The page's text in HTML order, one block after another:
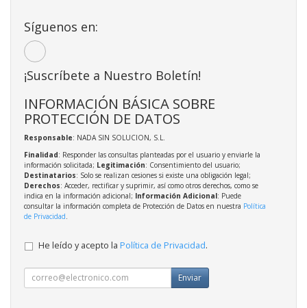
Síguenos en:
¡Suscríbete a Nuestro Boletín!
INFORMACIÓN BÁSICA SOBRE
PROTECCIÓN DE DATOS
Responsable: NADA SIN SOLUCION, S.L.
Finalidad: Responder las consultas planteadas por el usuario y enviarle la
información solicitada; Legitimación: Consentimiento del usuario;
Destinatarios: Solo se realizan cesiones si existe una obligación legal;
Derechos: Acceder, rectificar y suprimir, así como otros derechos, como se
indica en la información adicional; Información Adicional: Puede
consultar la información completa de Protección de Datos en nuestra Política
de Privacidad
He leído y acepto la Política de Privacidad.
Enviar